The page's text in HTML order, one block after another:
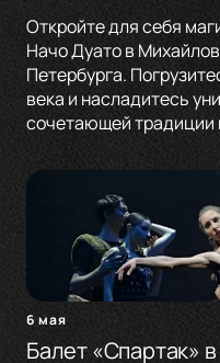
Откройте для себя
Начо Дуато в
Петербурга.
века и насладитесь
сочетающей традиции
6 мая
Балет «Спартак»